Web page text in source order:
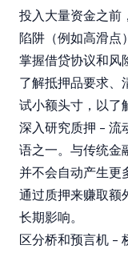
投入大量资金之前
陷阱（例如高滑点
掌握借贷协议和风
了解抵押品要求、
试小额头寸，以了
深入研究质押 - 流
语之一。与传统金
并不会自动产生更
通过质押来赚取额
长期影响。
区分桥和预言机 -